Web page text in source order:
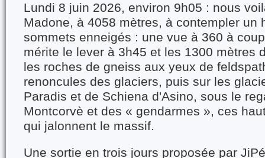
Lundi 8 juin 2026, environ 9h05 : nous
Madone, à 4058 mètres, à contempler un
sommets enneigés : une vue à 360 à
mérite le lever à 3h45 et les 1300 mètres
les roches de gneiss aux yeux de
renoncules des glaciers, puis sur les
Paradis et de Schiena d'Asino, sous le
Montcorvè et des « gendarmes », ces
qui jalonnent le massif.
Une sortie en trois jours proposée par